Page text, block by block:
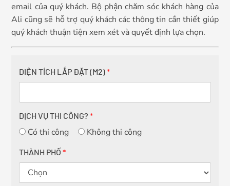
email của quý khách. Bộ phận chăm sóc khách hàng của
Ali cũng sẽ hỗ trợ quý khách các thông tin cần thiết giúp
quý khách thuận tiện xem xét và quyết định lựa chọn.
DIỆN TÍCH LẮP ĐẶT (M2)*
DỊCH VỤ THI CÔNG?*
Có thi công Không thi công
THÀNH PHỐ*